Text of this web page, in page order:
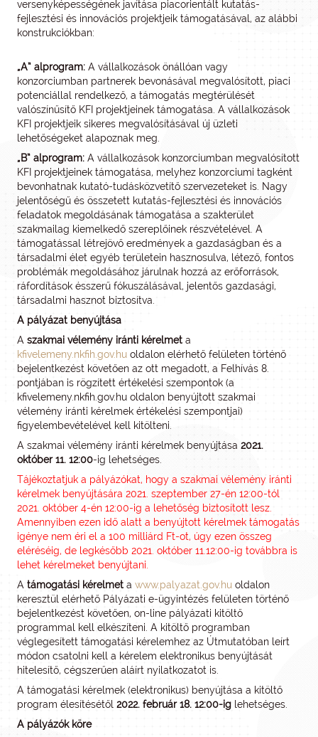
versenyképességének javítása piacorientált kutatás-
fejlesztési és innovációs projektjeik támogatásával, az alábbi
konstrukciókban:
„A” alprogram: A vállalkozások önállóan vagy
konzorciumban partnerek bevonásával megvalósított, piaci
potenciállal rendelkező, a támogatás megtérülését
valószínűsítő KFI projektjeinek támogatása. A vállalkozások
KFI projektjeik sikeres megvalósításával új üzleti
lehetőségeket alapoznak meg.
„B” alprogram: A vállalkozások konzorciumban megvalósított
KFI projektjeinek támogatása, melyhez konzorciumi tagként
bevonhatnak kutató-tudásközvetítő szervezeteket is. Nagy
jelentőségű és összetett kutatás-fejlesztési és innovációs
feladatok megoldásának támogatása a szakterület
szakmailag kiemelkedő szereplőinek részvételével. A
támogatással létrejövő eredmények a gazdaságban és a
társadalmi élet egyéb területein hasznosulva, létező, fontos
problémák megoldásához járulnak hozzá az erőforrások,
ráfordítások ésszerű fókuszálásával, jelentős gazdasági,
társadalmi hasznot biztosítva.
A pályázat benyújtása
A szakmai vélemény iránti kérelmet a
kfivelemeny.nkfih.gov.hu oldalon elérhető felületen történő
bejelentkezést követően az ott megadott, a Felhívás 8.
pontjában is rögzített értékelési szempontok (a
kfivelemeny.nkfih.gov.hu oldalon benyújtott szakmai
vélemény iránti kérelmek értékelési szempontjai)
figyelembevételével kell kitölteni.
A szakmai vélemény iránti kérelmek benyújtása 2021.
október 11. 12:00-ig lehetséges.
Tájékoztatjuk a pályázókat, hogy a szakmai vélemény iránti
kérelmek benyújtására 2021. szeptember 27-én 12:00-tól
2021. október 4-én 12:00-ig a lehetőség biztosított lesz.
Amennyiben ezen idő alatt a benyújtott kérelmek támogatás
igénye nem éri el a 100 milliárd Ft-ot, úgy ezen összeg
eléréséig, de legkésőbb 2021. október 11.12:00-ig továbbra is
lehet kérelmeket benyújtani.
A támogatási kérelmet a www.palyazat.gov.hu oldalon
keresztül elérhető Pályázati e-ügyintézés felületen történő
bejelentkezést követően, on-line pályázati kitöltő
programmal kell elkészíteni. A kitöltő programban
véglegesített támogatási kérelemhez az Útmutatóban leírt
módon csatolni kell a kérelem elektronikus benyújtását
hitelesítő, cégszerűen aláírt nyilatkozatot is.
A támogatási kérelmek (elektronikus) benyújtása a kitöltő
program élesítésétől 2022. február 18. 12:00-ig lehetséges.
A pályázók köre